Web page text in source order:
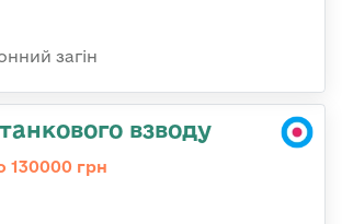
загін
взводу
130000 грн